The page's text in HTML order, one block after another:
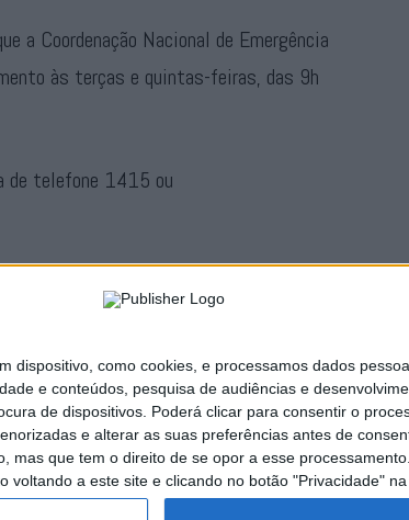
dispositivo, como cookies, e processamos dados
e conteúdos, pesquisa de audiências e
de dispositivos. Poderá clicar para consentir o
e alterar as suas preferências antes de
que tem o direito de se opor a esse
a este site e clicando no botão "Privacidade"
a Coordenação Nacional de Emergência
às terças e quintas-feiras, das 9h
de telefone 1415 ou
combate à pandemia.